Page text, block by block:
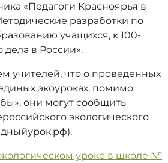
«Педагоги Красноярья в
разработки по
учащихся, к 100-
дела в России».
учителей, что о проведенных
экоуроках, помимо
они могут сообщить
экологического
уроке в школе №